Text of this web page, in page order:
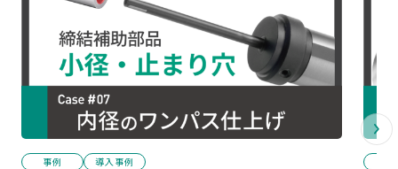
事例 導入事例